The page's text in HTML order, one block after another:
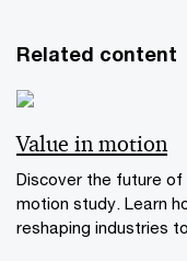
Related content
Value in motion
Discover the future of
motion study. Learn
reshaping industries